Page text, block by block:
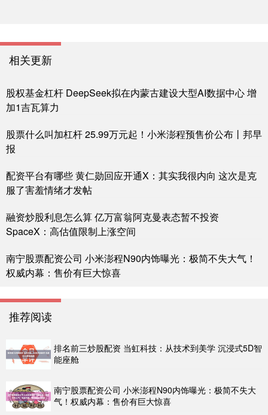
相关更新
股权基金杠杆 DeepSeek拟在内蒙古建设大型AI数据中心 增
加1吉瓦算力
股票什么叫加杠杆 25.99万元起！小米澎程预售价公布丨邦早
报
配资平台有哪些 黄仁勋回应开通X：其实我很内向 这次是克
服了害羞情绪才发帖
融资炒股利息怎么算 亿万富翁阿克曼表态暂不投资
SpaceX：高估值限制上涨空间
南宁股票配资公司 小米澎程N90内饰曝光：极简不失大气！
权威内幕：售价有巨大惊喜
推荐阅读
排名前三炒股配资 当虹科技：从技术到美学 沉浸式5D智
能座舱
南宁股票配资公司 小米澎程N90内饰曝光：极简不失大
气！权威内幕：售价有巨大惊喜